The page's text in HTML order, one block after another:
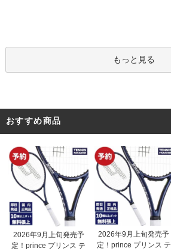
もっと見る
おすすめ商品
2026年9月上旬発売予
定！prince プリンス テ
2026年9月上旬発売予
定！prince プリンス テ